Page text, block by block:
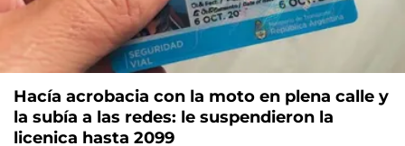
Hacía acrobacia con la moto en plena calle y
la subía a las redes: le suspendieron la
licenica hasta 2099